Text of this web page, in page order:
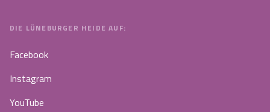
DIE LÜNEBURGER HEIDE AUF:
Facebook
Instagram
YouTube